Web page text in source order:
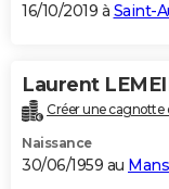
16/10/2019 à Saint-
Laurent
Créer une cagnotte
Naissance
30/06/1959 au Mans